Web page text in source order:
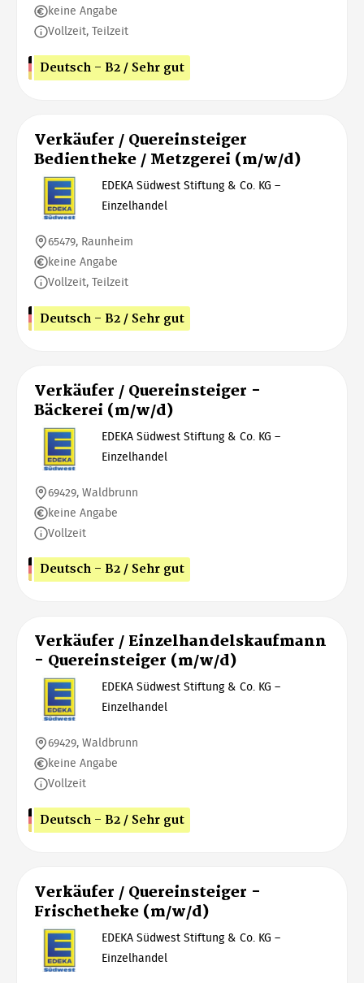
keine Angabe
Vollzeit, Teilzeit
Deutsch - B2 / Sehr gut
Verkäufer / Quereinsteiger
Bedientheke / Metzgerei (m/w/d)
EDEKA Südwest Stiftung & Co. KG –
Einzelhandel
65479, Raunheim
keine Angabe
Vollzeit, Teilzeit
Deutsch - B2 / Sehr gut
Verkäufer / Quereinsteiger -
Bäckerei (m/w/d)
EDEKA Südwest Stiftung & Co. KG –
Einzelhandel
69429, Waldbrunn
keine Angabe
Vollzeit
Deutsch - B2 / Sehr gut
Verkäufer / Einzelhandelskaufmann
- Quereinsteiger (m/w/d)
EDEKA Südwest Stiftung & Co. KG –
Einzelhandel
69429, Waldbrunn
keine Angabe
Vollzeit
Deutsch - B2 / Sehr gut
Verkäufer / Quereinsteiger -
Frischetheke (m/w/d)
EDEKA Südwest Stiftung & Co. KG –
Einzelhandel